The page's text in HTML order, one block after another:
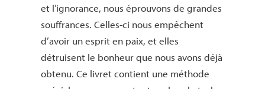
et l’ignorance, nous éprouvons de grandes
souffrances. Celles-ci nous empêchent
d’avoir un esprit en paix, et elles
détruisent le bonheur que nous avons déjà
obtenu. Ce livret contient une méthode